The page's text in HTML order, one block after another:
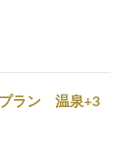
プラン 温泉+3